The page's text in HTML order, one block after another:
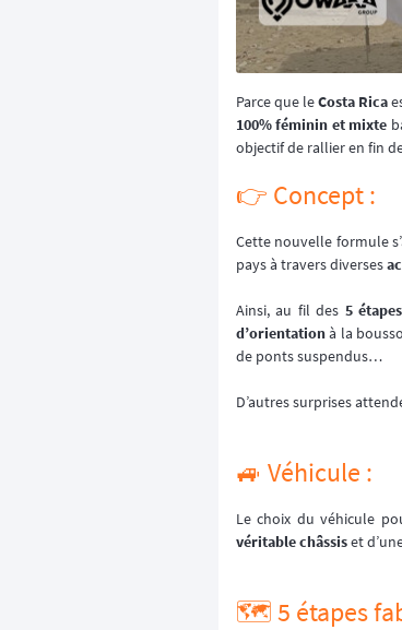
Parce que leCosta Rica
100% féminin et mixte
objectif de rallier en fin
👉️ Concept :
Cette nouvelle formule
pays à travers diverses
Ainsi, au fil des 5 étapes
d’orientationà la
de ponts suspendus…
D’autres surprises
🚙 Véhicule :
Le choix du véhicule
véritable châssiset
🗺️ 5 étapes